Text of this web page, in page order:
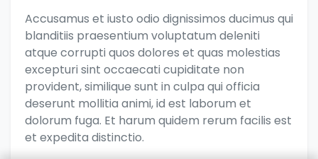
Accusamus et iusto odio dignissimos ducimus qui
blanditiis praesentium voluptatum deleniti
atque corrupti quos dolores et quas molestias
excepturi sint occaecati cupiditate non
provident, similique sunt in culpa qui officia
deserunt mollitia animi, id est laborum et
dolorum fuga. Et harum quidem rerum facilis est
et expedita distinctio.